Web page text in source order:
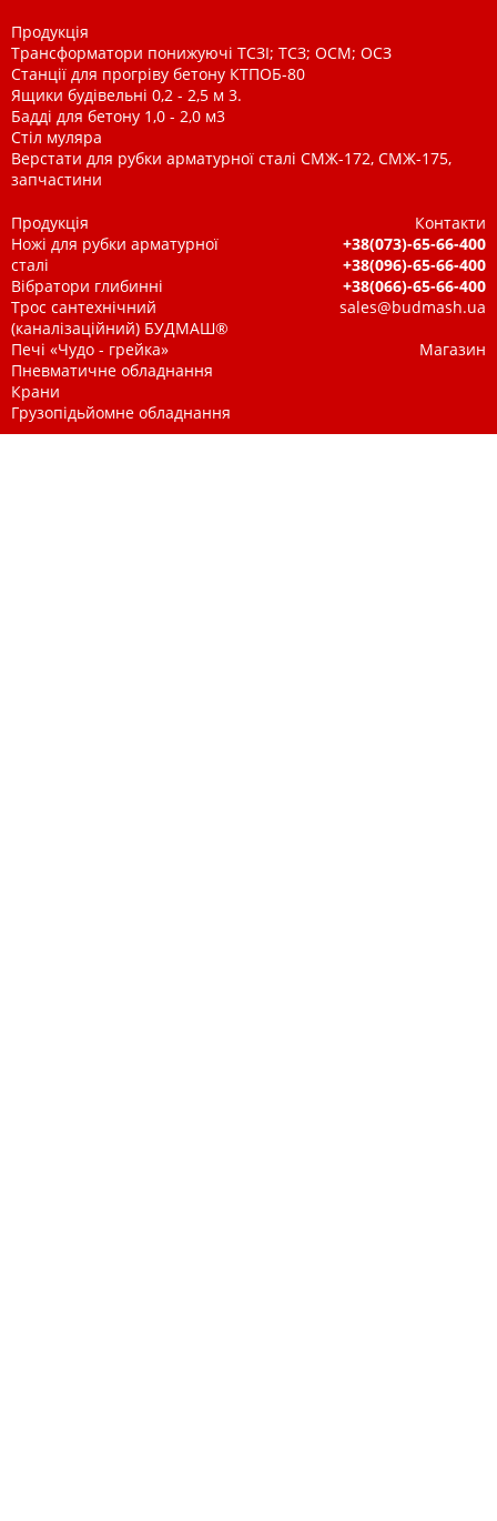
Продукція
Трансформатори понижуючі ТСЗІ; ТСЗ; ОСМ; ОСЗ
Станції для прогріву бетону КТПОБ-80
Ящики будівельні 0,2 - 2,5 м 3.
Бадді для бетону 1,0 - 2,0 м3
Стіл муляра
Верстати для рубки арматурної сталі СМЖ-172, СМЖ-175,
запчастини
Продукція
Ножі для рубки арматурної
сталі
Вібратори глибинні
Трос сантехнічний
(каналізаційний) БУДМАШ®
Печі «Чудо - грейка»
Пневматичне обладнання
Крани
Грузопідьйомне обладнання
Контакти
+38(073)-65-66-400
+38(096)-65-66-400
+38(066)-65-66-400
sales@budmash.ua
Магазин